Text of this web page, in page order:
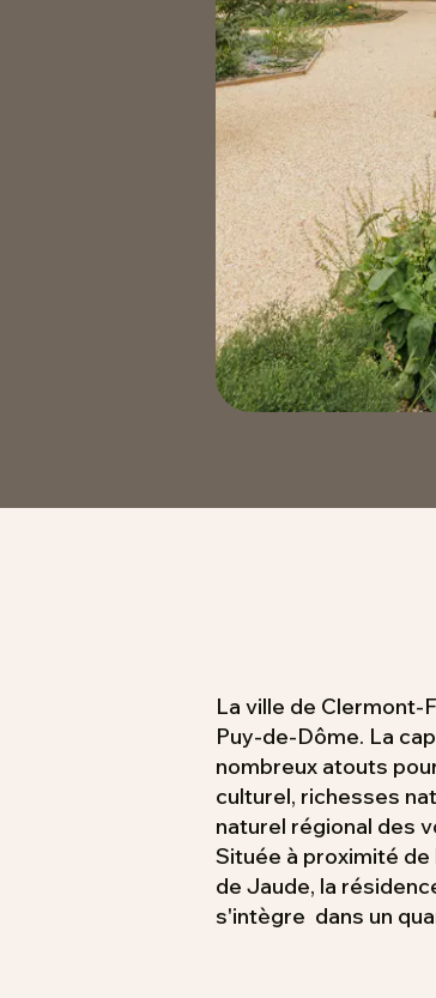
La ville de
Puy-de-Dôme. La
nombreux atouts
culturel, richesses
naturel régional des
Située à proximité de
de Jaude, la
s'intègre dans un